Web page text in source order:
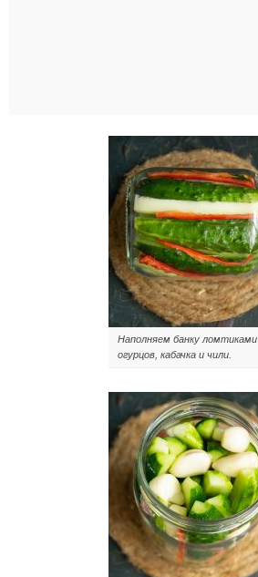
Наполняем банку ломтиками
огурцов, кабачка и чили.